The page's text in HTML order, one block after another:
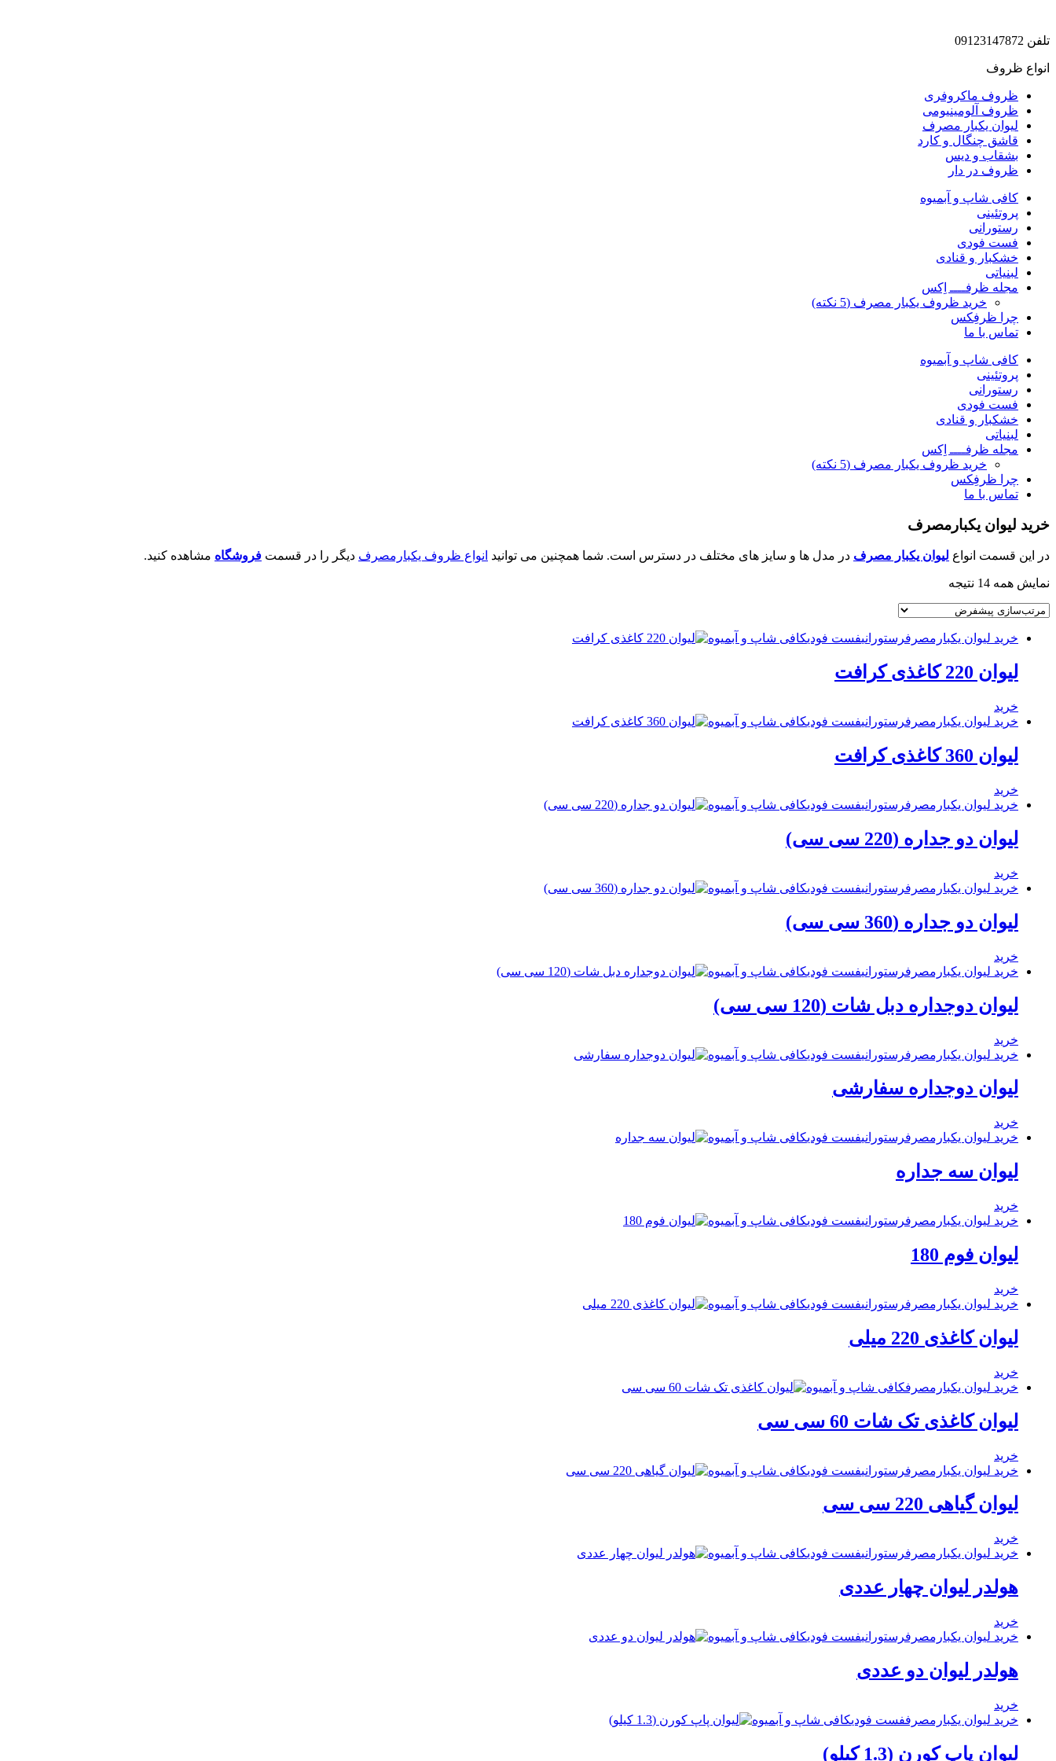
تلفن 09123147872
انواع ظروف
ظروف ماکروفری
ظروف آلومینیومی
لیوان یکبار مصرف
قاشق چنگال و کارد
بشقاب و دیس
ظروف در دار
کافی شاپ و آبمیوه
پروتئینی
رستورانی
فست فودی
خشکبار و قنادی
لبنیاتی
مجله ظرفــــ اِکس
خرید ظروف یکبار مصرف (5 نکته)
چرا ظرفِکس
تماس با ما
کافی شاپ و آبمیوه
پروتئینی
رستورانی
فست فودی
خشکبار و قنادی
لبنیاتی
مجله ظرفــــ اِکس
خرید ظروف یکبار مصرف (5 نکته)
چرا ظرفِکس
تماس با ما
خرید لیوان یکبارمصرف
در این قسمت انواع لیوان یکبار مصرف در مدل ها و سایز های مختلف در دسترس است. شما همچنین می توانید انواع ظروف یکبارمصرف دیگر را در قسمت فروشگاه مشاهده کنید.
نمایش همه 14 نتیجه
خرید لیوان یکبارمصرفرستورانیفست فودیکافی شاپ و آبمیوه
لیوان 220 کاغذی کرافت
خرید
خرید لیوان یکبارمصرفرستورانیفست فودیکافی شاپ و آبمیوه
لیوان 360 کاغذی کرافت
خرید
خرید لیوان یکبارمصرفرستورانیفست فودیکافی شاپ و آبمیوه
لیوان دو جداره (220 سی سی)
خرید
خرید لیوان یکبارمصرفرستورانیفست فودیکافی شاپ و آبمیوه
لیوان دو جداره (360 سی سی)
خرید
خرید لیوان یکبارمصرفرستورانیفست فودیکافی شاپ و آبمیوه
لیوان دوجداره دبل شات (120 سی سی)
خرید
خرید لیوان یکبارمصرفرستورانیفست فودیکافی شاپ و آبمیوه
لیوان دوجداره سفارشی
خرید
خرید لیوان یکبارمصرفرستورانیفست فودیکافی شاپ و آبمیوه
لیوان سه جداره
خرید
خرید لیوان یکبارمصرفرستورانیفست فودیکافی شاپ و آبمیوه
لیوان فوم 180
خرید
خرید لیوان یکبارمصرفرستورانیفست فودیکافی شاپ و آبمیوه
لیوان کاغذی 220 میلی
خرید
خرید لیوان یکبارمصرفکافی شاپ و آبمیوه
لیوان کاغذی تک شات 60 سی سی
خرید
خرید لیوان یکبارمصرفرستورانیفست فودیکافی شاپ و آبمیوه
لیوان گیاهی 220 سی سی
خرید
خرید لیوان یکبارمصرفرستورانیفست فودیکافی شاپ و آبمیوه
هولدر لیوان چهار عددی
خرید
خرید لیوان یکبارمصرفرستورانیفست فودیکافی شاپ و آبمیوه
هولدر لیوان دو عددی
خرید
خرید لیوان یکبارمصرففست فودیکافی شاپ و آبمیوه
لیوان پاپ کورن (1.3 کیلو)